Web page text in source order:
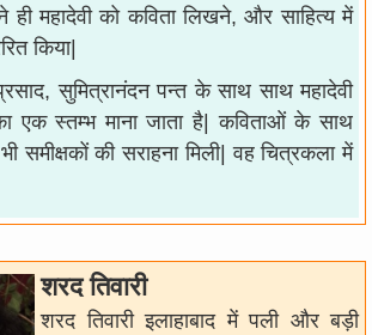
ही महादेवी को कविता लिखने, और साहित्य में
किया|
सुमित्रानंदन पन्त के साथ साथ महादेवी
का एक स्तम्भ माना जाता है| कविताओं के साथ
समीक्षकों की सराहना मिली| वह चित्रकला में
शरद तिवारी
शरद तिवारी इलाहाबाद में पली और बड़ी